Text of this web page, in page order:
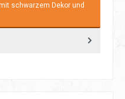
schwarzem Dekor und